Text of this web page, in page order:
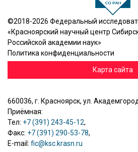
©2018-2026 Федеральный
«Красноярский научный центр
Российской академии наук»
Политика конфиденциальности
Карта сайта
660036, г. Красноярск, ул.
Приёмная:
Тел: +7 (391) 243-45-12,
Факс: +7 (391) 290-53-78,
E-mail: fic@ksc.krasn.ru